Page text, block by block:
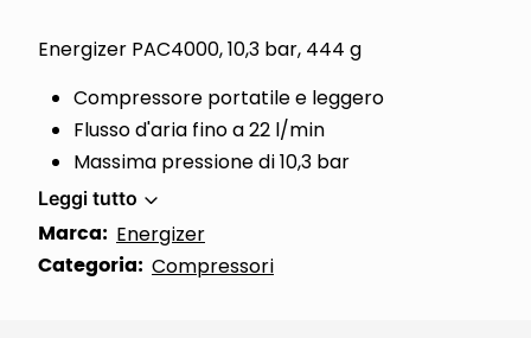
Energizer PAC4000, 10,3 bar, 444 g
Compressore portatile e leggero
Flusso d'aria fino a 22 l/min
Massima pressione di 10,3 bar
Leggi tutto
Marca: Energizer
Categoria: Compressori